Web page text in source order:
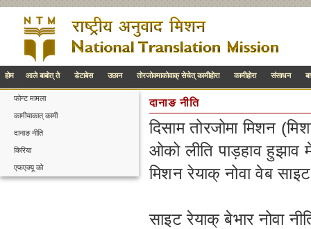
होम आले बाबोत् ते डेटाबेस उछान तोरजोक्माकोवाक् सेचेत् कामीहोरा कामीहोरा संसाधन
फोन्ट मामला
कामीयाकात् कामी
दानाङ नीति
किरिया
एफएक्यू को
दानाङ नीति
दिसाम तोरजोमा मिशन
ओको लीति पाड़हाव
मिशन रेयाक् नोवा वेब
साइट रेयाक् बेभार नोवा